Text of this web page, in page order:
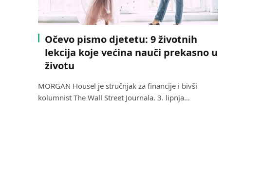
Očevo pismo djetetu: 9 životnih
lekcija koje većina nauči prekasno u
životu
MORGAN Housel je stručnjak za financije i bivši
kolumnist The Wall Street Journala. 3. lipnja…